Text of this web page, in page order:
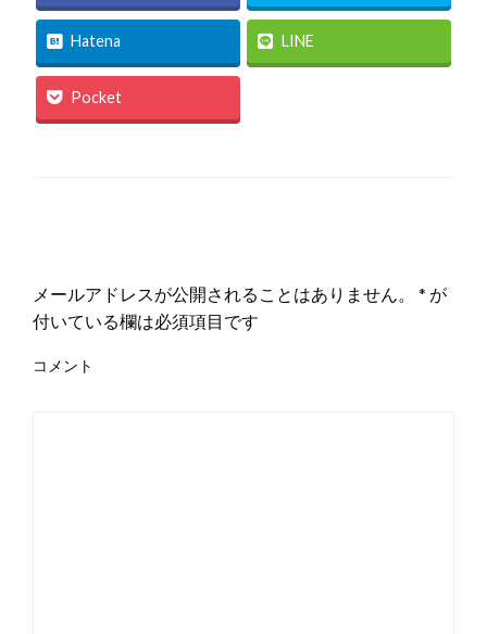
Hatena LINE
Pocket
メールアドレスが公開されることはありません。 * が
付いている欄は必須項目です
コメント